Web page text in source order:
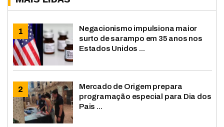
Negacionismo impulsiona maior
surto de sarampo em 35 anos nos
Estados Unidos ...
Mercado de Origem prepara
programação especial para Dia dos
Pais ...